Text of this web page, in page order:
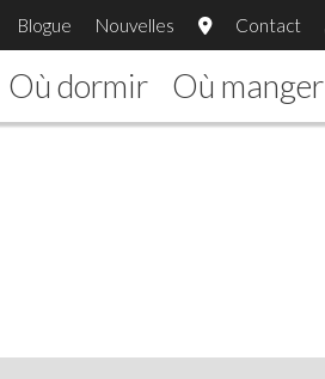
Blogue Nouvelles Contact
Où dormir Où manger